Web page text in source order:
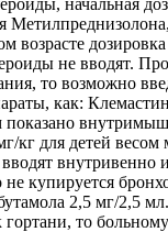
возрасте
не вводят.
то возможно
как:
показано
кг для детей
купируется
2,5 мг/2,5
гортани, то